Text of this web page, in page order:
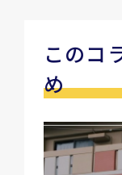
このコ
め